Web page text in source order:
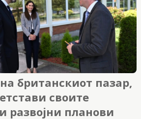
британскиот пазар,
своите
развојни планови